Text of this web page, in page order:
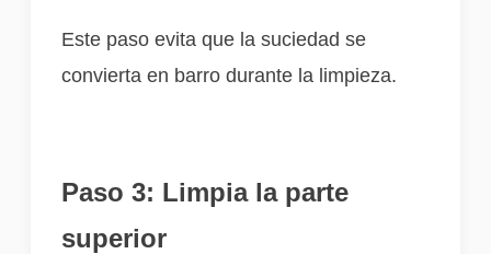
Este paso evita que la suciedad se
convierta en barro durante la limpieza.
Paso 3: Limpia la parte
superior